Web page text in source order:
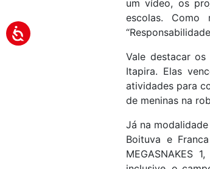
um vídeo, os
escolas. Como
Vale destacar
Itapira. Elas
atividades para
de meninas na
Já na
Boituva e
MEGASNAKES